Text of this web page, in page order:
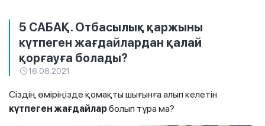
5 САБАҚ. Отбасылық қаржыны
күтпеген жағдайлардан қалай
қорғауға болады?
16.08.2021
Сіздің өміріңізде қомақты шығынға алып келетін
күтпеген жағдайларболып тұра ма?